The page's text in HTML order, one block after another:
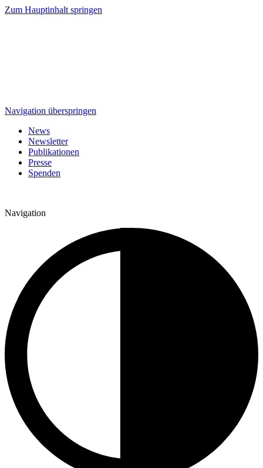
Zum Hauptinhalt springen
Navigation überspringen
News
Newsletter
Publikationen
Presse
Spenden
Navigation